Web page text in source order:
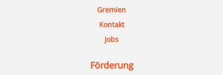
Gremien
Kontakt
Jobs
Förderung